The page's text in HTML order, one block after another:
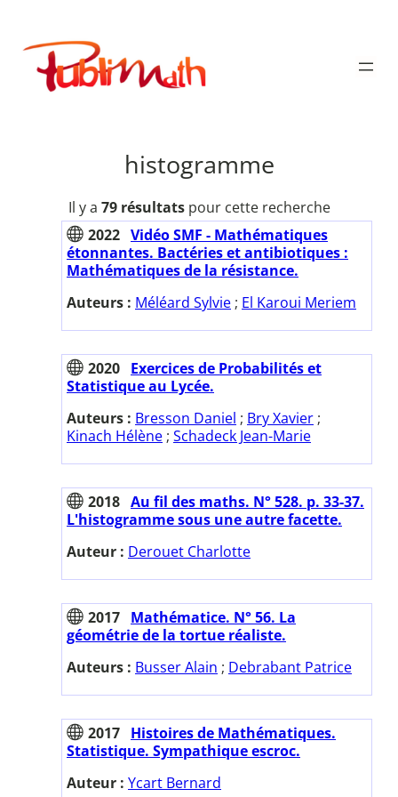
contenu
Publimath
histogramme
Il y a 79 résultatspour cette recherche
2022 Vidéo SMF - Mathématiques
étonnantes. Bactéries et antibiotiques :
Mathématiques de la résistance.
Auteurs : Méléard Sylvie ; El Karoui Meriem
2020 Exercices de Probabilités et
Statistique au Lycée.
Auteurs : Bresson Daniel ; Bry Xavier ;
Kinach Hélène ; Schadeck Jean-Marie
2018 Au fil des maths. N° 528. p. 33-37.
L'histogramme sous une autre facette.
Auteur : Derouet Charlotte
2017 Mathématice. N° 56. La
géométrie de la tortue réaliste.
Auteurs : Busser Alain ; Debrabant Patrice
2017 Histoires de Mathématiques.
Statistique. Sympathique escroc.
Auteur : Ycart Bernard